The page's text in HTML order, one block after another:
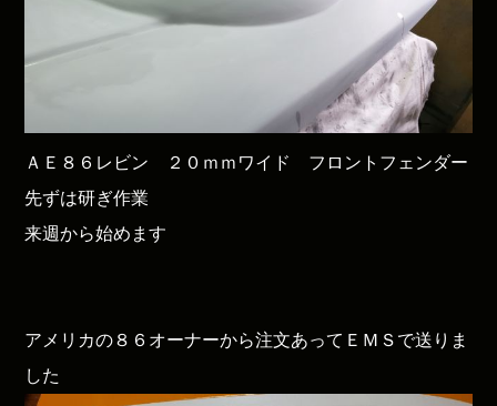
ＡＥ８６レビン ２０ｍｍワイド フロントフェンダー
先ずは研ぎ作業
来週から始めます
アメリカの８６オーナーから注文あってＥＭＳで送りま
した